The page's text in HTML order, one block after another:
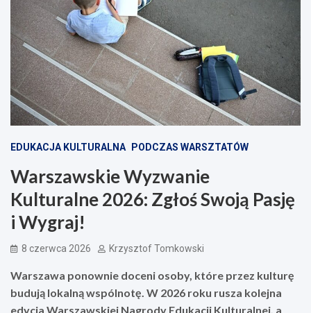
EDUKACJA KULTURALNA PODCZAS WARSZTATÓW
Warszawskie Wyzwanie
Kulturalne 2026: Zgłoś Swoją Pasję
i Wygraj!
8 czerwca 2026 Krzysztof Tomkowski
Warszawa ponownie doceni osoby, które przez kulturę
budują lokalną wspólnotę. W 2026 roku rusza kolejna
edycja Warszawskiej Nagrody Edukacji Kulturalnej, a